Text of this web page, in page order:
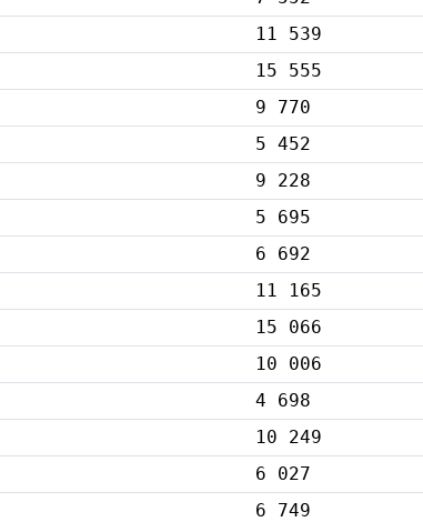
11 539
15 555
9 770
5 452
9 228
5 695
6 692
11 165
15 066
10 006
4 698
10 249
6 027
6 749